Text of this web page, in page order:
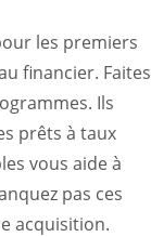
les premiers
financier. Faites
Ils
prêts à taux
vous aide à
pas ces
acquisition.